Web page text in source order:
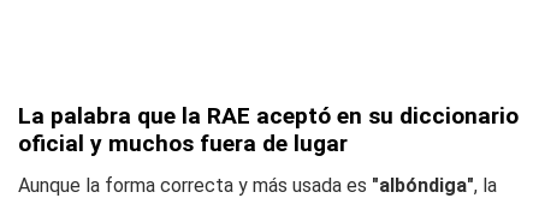
La palabra que la RAE aceptó en su diccionario
oficial y muchos fuera de lugar
Aunque la forma correcta y más usada es "albóndiga", la